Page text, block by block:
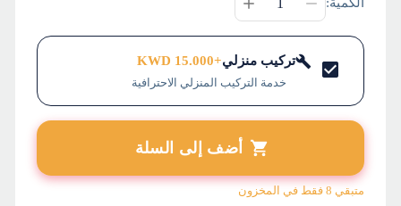
تركيب منزلي+
15.000
خدمة التركيب المنزلي الاحترافية
أضف إلى السلة
متبقي 8 فقط في المخزون